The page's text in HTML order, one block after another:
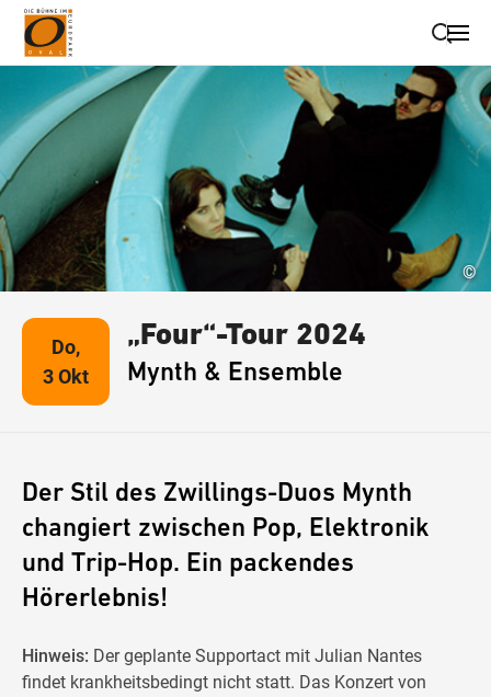
Suche schließen
Wegbeschreibung erhalten
©
Do,
3 Okt
„Four“-Tour 2024
Mynth & Ensemble
Der Stil des Zwillings-Duos Mynth
changiert zwischen Pop, Elektronik
und Trip-Hop. Ein packendes
Hörerlebnis!
Hinweis: Der geplante Supportact mit Julian Nantes
findet krankheitsbedingt nicht statt. Das Konzert von